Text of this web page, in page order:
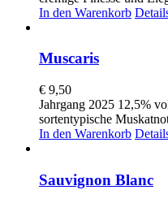
In den Warenkorb
Muscaris
€ 9,50
Jahrgang 2025 12,5%
sortentypische
In den Warenkorb
Sauvignon Blanc